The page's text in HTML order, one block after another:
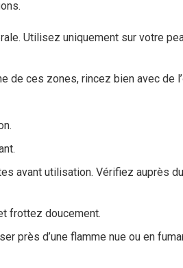
Utilisez uniquement sur votre
de ces zones, rincez bien avec de
avant utilisation. Vérifiez auprès
frottez doucement.
près d’une flamme nue ou en